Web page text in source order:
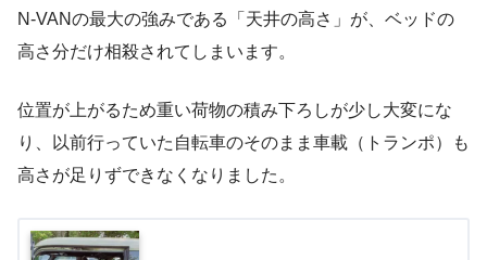
N-VANの最大の強みである「天井の高さ」が、ベッドの
高さ分だけ相殺されてしまいます。
位置が上がるため重い荷物の積み下ろしが少し大変にな
り、以前行っていた自転車のそのまま車載（トランポ）も
高さが足りずできなくなりました。